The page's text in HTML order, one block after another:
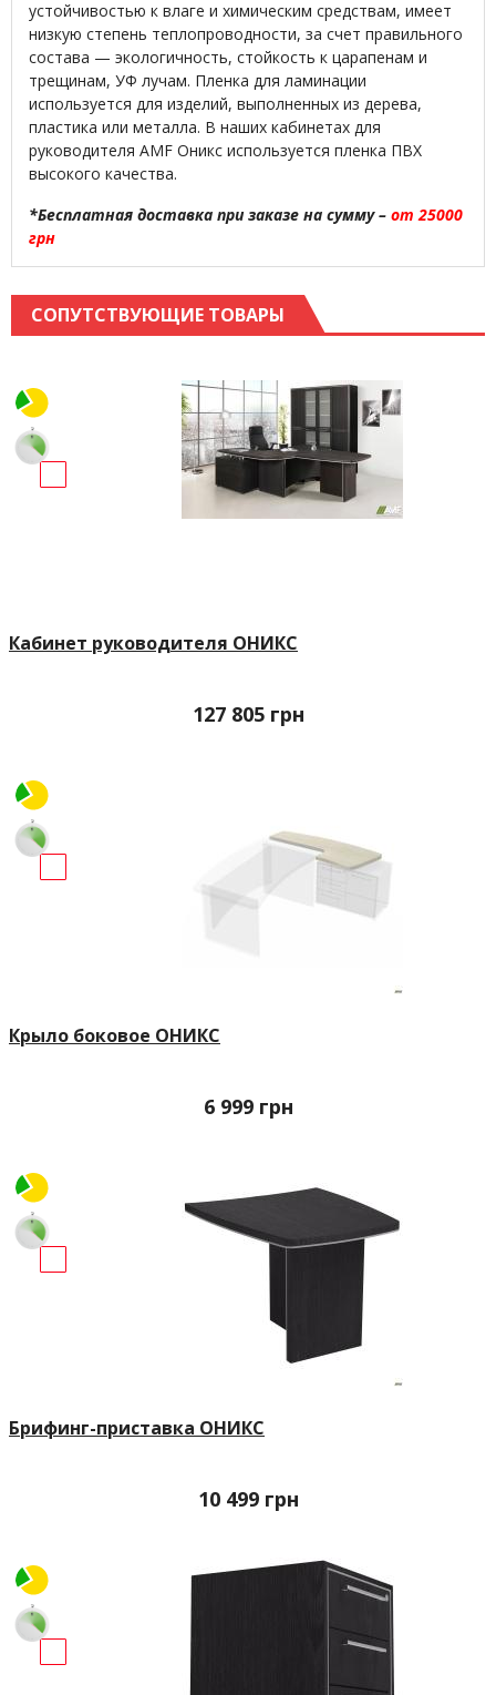
устойчивостью к влаге и химическим средствам, имеет
низкую степень теплопроводности, за счет правильного
состава — экологичность, стойкость к царапенам и
трещинам, УФ лучам. Пленка для ламинации
используется для изделий, выполненных из дерева,
пластика или металла. В наших кабинетах для
руководителя AMF Оникс используется пленка ПВХ
высокого качества.
*Бесплатная доставка при заказе на сумму – от 25000
грн
СОПУТСТВУЮЩИЕ ТОВАРЫ
Кабинет руководителя ОНИКС
127 805 грн
Крыло боковое ОНИКС
6 999 грн
Брифинг-приставка ОНИКС
10 499 грн